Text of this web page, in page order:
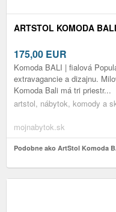
ARTSTOL KOMODA
175,00 EUR
Komoda BALI | fialová
extravagancie a dizajnu.
Komoda Bali má tri priestr...
artstol, nábytok, komody a
mojnabytok.sk
Podobne ako ArtStol Komoda